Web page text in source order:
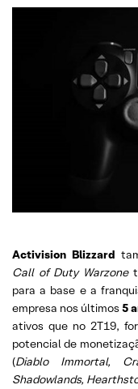
Activision Blizzard
Call of Duty Warzone
para a base e a
empresa nos últimos5
ativos que no 2T19,
potencial de
(Diablo Immortal,
Shadowlands,